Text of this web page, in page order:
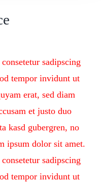
sadipscing
tempor invidunt ut
erat, sed diam
et justo duo
kasd gubergren, no
ipsum dolor sit amet.
sadipscing
tempor invidunt ut